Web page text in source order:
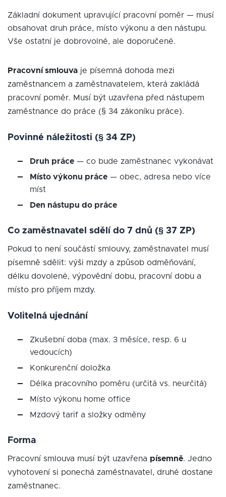
Základní dokument upravující pracovní poměr — musí
obsahovat druh práce, místo výkonu a den nástupu.
Vše ostatní je dobrovolné, ale doporučené.
Pracovní smlouva je písemná dohoda mezi
zaměstnancem a zaměstnavatelem, která zakládá
pracovní poměr. Musí být uzavřena před nástupem
zaměstnance do práce (§ 34 zákoníku práce).
Povinné náležitosti (§ 34 ZP)
Druh práce — co bude zaměstnanec vykonávat
Místo výkonu práce — obec, adresa nebo více
míst
Den nástupu do práce
Co zaměstnavatel sdělí do 7 dnů (§ 37 ZP)
Pokud to není součástí smlouvy, zaměstnavatel musí
písemně sdělit: výši mzdy a způsob odměňování,
délku dovolené, výpovědní dobu, pracovní dobu a
místo pro příjem mzdy.
Volitelná ujednání
Zkušební doba (max. 3 měsíce, resp. 6 u
vedoucích)
Konkurenční doložka
Délka pracovního poměru (určitá vs. neurčitá)
Místo výkonu home office
Mzdový tarif a složky odměny
Forma
Pracovní smlouva musí být uzavřena písemně. Jedno
vyhotovení si ponechá zaměstnavatel, druhé dostane
zaměstnanec.